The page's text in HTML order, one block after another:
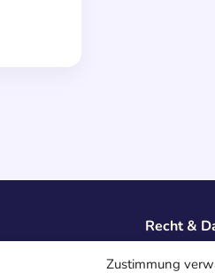
Zustimmung
Recht &